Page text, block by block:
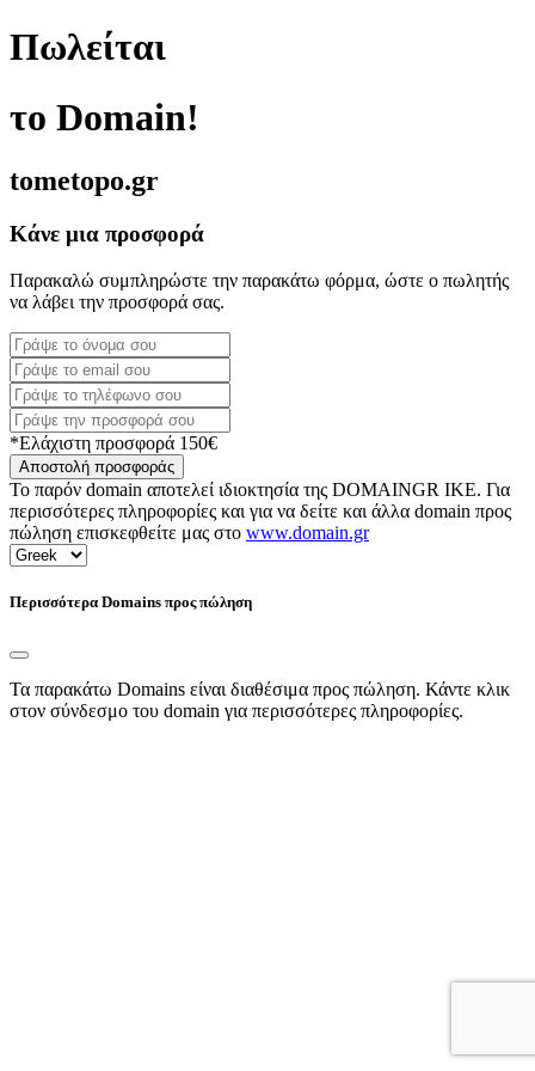
Πωλείται
το Domain!
tometopo.gr
Κάνε μια προσφορά
Παρακαλώ συμπληρώστε την παρακάτω φόρμα, ώστε ο πωλητής
να λάβει την προσφορά σας.
*Ελάχιστη προσφορά 150€
Αποστολή προσφοράς
Το παρόν domain αποτελεί ιδιοκτησία της DOMAINGR ΙΚΕ. Για
περισσότερες πληροφορίες και για να δείτε και άλλα domain προς
πώληση επισκεφθείτε μας στο www.domain.gr
Περισσότερα Domains προς πώληση
Τα παρακάτω Domains είναι διαθέσιμα προς πώληση. Κάντε κλικ
στον σύνδεσμο του domain για περισσότερες πληροφορίες.